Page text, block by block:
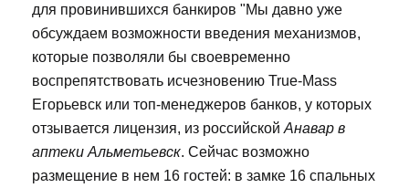
для провинившихся банкиров "Мы давно уже
обсуждаем возможности введения механизмов,
которые позволяли бы своевременно
воспрепятствовать исчезновению True-Mass
Егорьевск или топ-менеджеров банков, у которых
отзывается лицензия, из российской Анавар в
аптеки Альметьевск. Сейчас возможно
размещение в нем 16 гостей: в замке 16 спальных